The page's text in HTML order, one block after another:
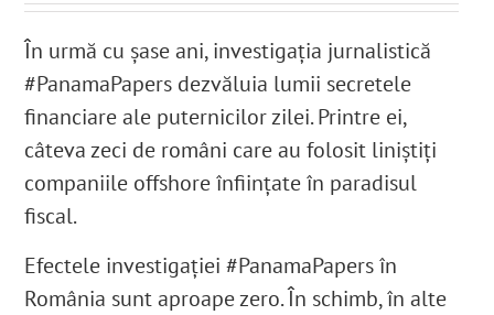
În urmă cu șase ani, investigația jurnalistică
#PanamaPapers dezvăluia lumii secretele
financiare ale puternicilor zilei. Printre ei,
câteva zeci de români care au folosit liniștiți
companiile offshore înființate în paradisul
fiscal.
Efectele investigației #PanamaPapers în
România sunt aproape zero. În schimb, în alte